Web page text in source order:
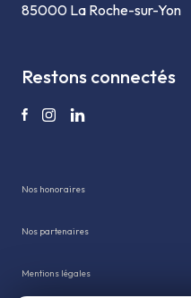
85000 La Roche-sur-Yon
restons connectés
Nos honoraires
Nos partenaires
Mentions légales